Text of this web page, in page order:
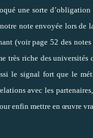
une sorte
note envoyée lors de
(voir page 52 des
très riche des universités
le signal fort que le
avec les
enfin mettre en œuvre